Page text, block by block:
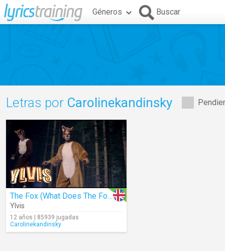
Géneros Buscar
Letras por Carolinekandinsky
The Fox (What Does The Fox Say?) (Lyrics)
Ylvis
12 años | 85939 jugadas
Carolinekandinsky